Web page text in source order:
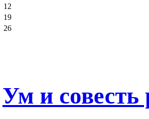
12
19
26
Ум и совесть